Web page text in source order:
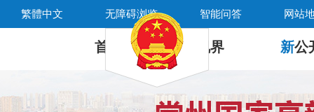
繁體中文 无障碍浏览 智能问答 网站
首 页 新 视界 新公